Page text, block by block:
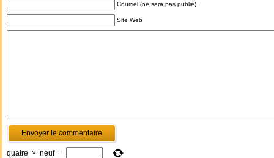
Courriel (ne sera pas publié)
Site Web
quatre × neuf =